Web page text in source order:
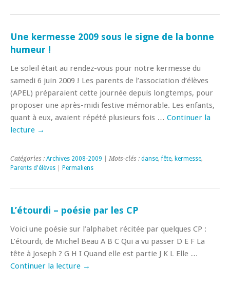
Une kermesse 2009 sous le signe de la bonne
humeur !
Le soleil était au rendez-vous pour notre kermesse du
samedi 6 juin 2009 ! Les parents de l’association d’élèves
(APEL) préparaient cette journée depuis longtemps, pour
proposer une après-midi festive mémorable. Les enfants,
quant à eux, avaient répété plusieurs fois … Continuer la
lecture →
Catégories : Archives 2008-2009 | Mots-clés : danse,fête, kermesse,
Parents d'élèves
Permaliens
L’étourdi – poésie par les CP
Voici une poésie sur l’alphabet récitée par quelques CP :
L’étourdi, de Michel Beau A B C Qui a vu passer D E F La
tête à Joseph ? G H I Quand elle est partie J K L Elle …
Continuer la lecture →